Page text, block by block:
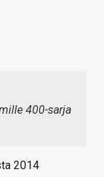
400-sarja
2014